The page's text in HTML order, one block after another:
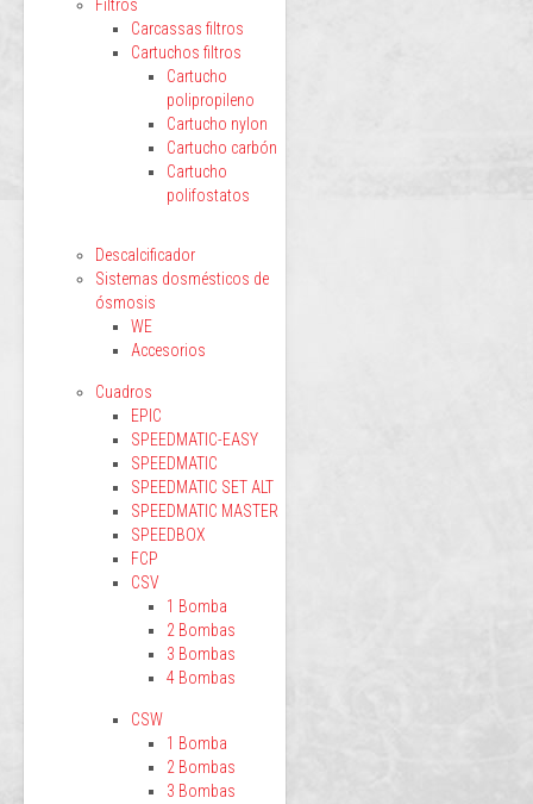
Filtros
Carcassas filtros
Cartuchos filtros
Cartucho
polipropileno
Cartucho nylon
Cartucho carbón
Cartucho
polifostatos
Descalcificador
Sistemas dosmésticos de
ósmosis
WE
Accesorios
Cuadros
EPIC
SPEEDMATIC-EASY
SPEEDMATIC
SPEEDMATIC SET ALT
SPEEDMATIC MASTER
SPEEDBOX
FCP
CSV
1 Bomba
2 Bombas
3 Bombas
4 Bombas
CSW
1 Bomba
2 Bombas
3 Bombas